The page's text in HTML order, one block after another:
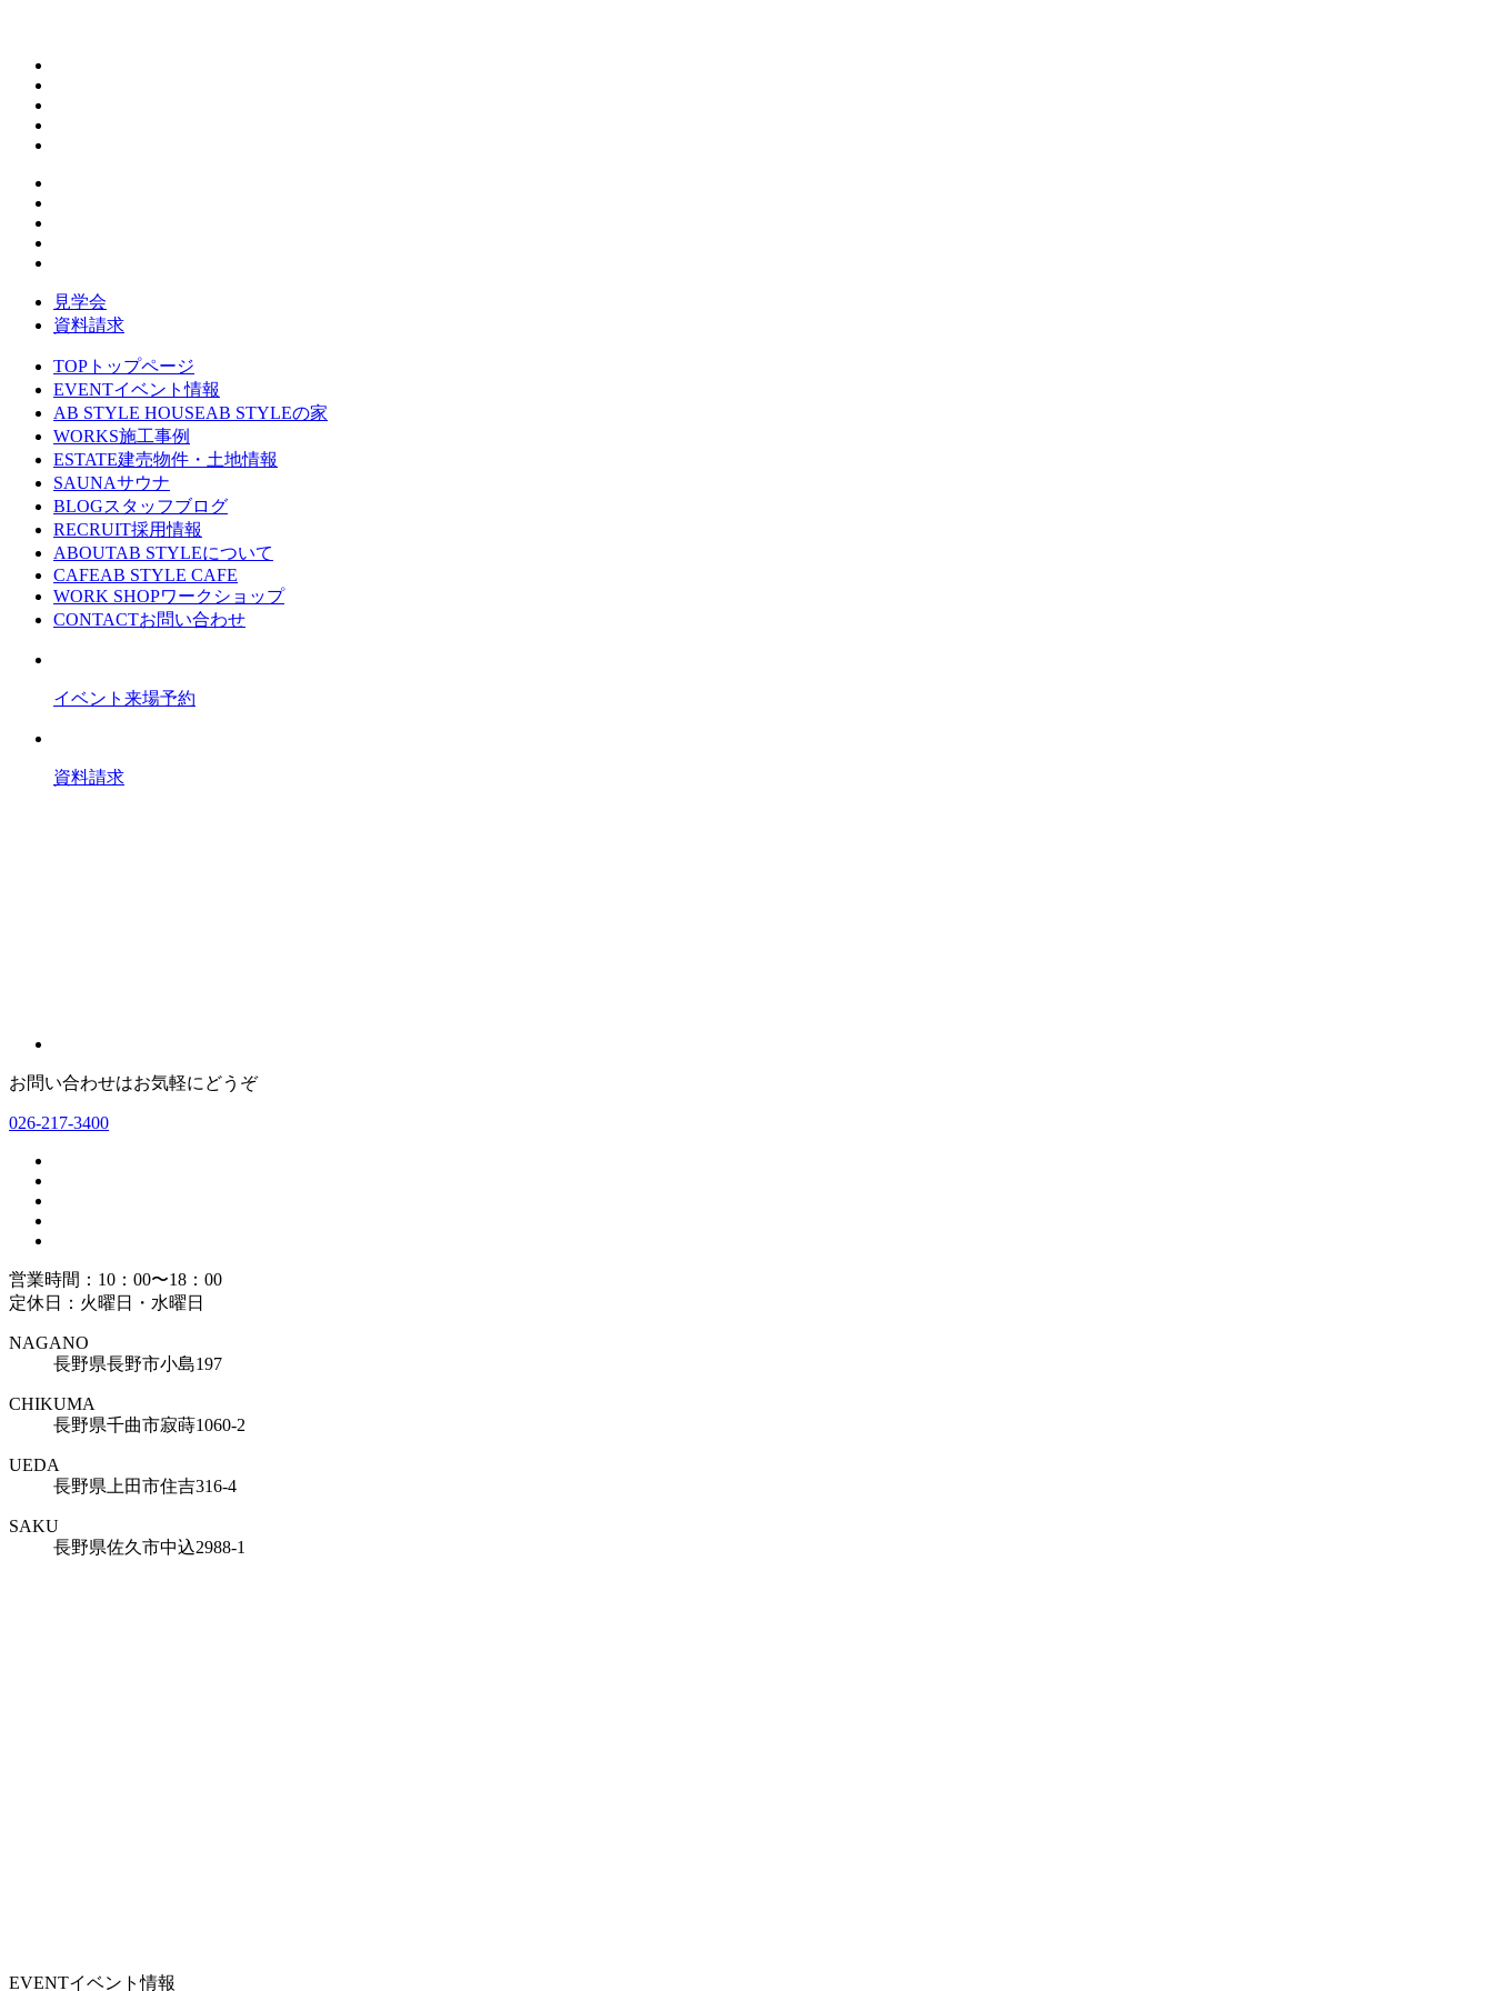
見学会
資料請求
TOP トップページ
EVENTイベント情報
AB STYLE HOUSEAB STYLEの家
WORKS施工事例
ESTATE建売物件・土地情報
SAUNAサウナ
BLOGスタッフブログ
RECRUIT採用情報
ABOUTAB STYLEについて
CAFEAB STYLE CAFE
WORK SHOPワークショップ
CONTACTお問い合わせ
イベント来場予約
資料請求
お問い合わせはお気軽にどうぞ
026-217-3400
営業時間：10：00〜18：00
定休日：火曜日・水曜日
NAGANO
長野県長野市小島197
CHIKUMA
長野県千曲市寂蒔1060-2
UEDA
長野県上田市住吉316-4
SAKU
長野県佐久市中込2988-1
EVENTイベント情報